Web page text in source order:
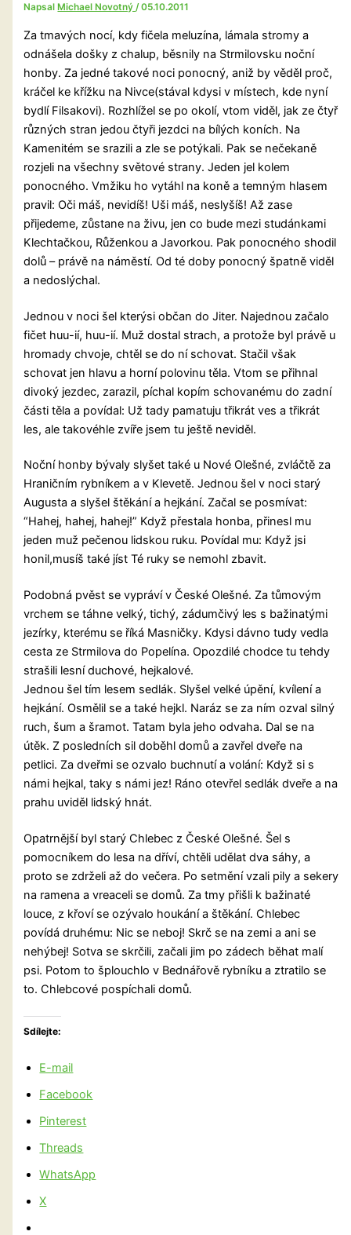
Napsal Michael Novotný/05.10.2011
Za tmavých nocí, kdy fičela meluzína, lámala stromy a
odnášela došky z chalup, běsnily na Strmilovsku noční
honby. Za jedné takové noci ponocný, aniž by věděl proč,
kráčel ke křížku na Nivce(stával kdysi v místech, kde nyní
bydlí Filsakovi). Rozhlížel se po okolí, vtom viděl, jak ze čtyř
různých stran jedou čtyři jezdci na bílých koních. Na
Kamenitém se srazili a zle se potýkali. Pak se nečekaně
rozjeli na všechny světové strany. Jeden jel kolem
ponocného. Vmžiku ho vytáhl na koně a temným hlasem
pravil: Oči máš, nevidíš! Uši máš, neslyšíš! Až zase
přijedeme, zůstane na živu, jen co bude mezi studánkami
Klechtačkou, Růženkou a Javorkou. Pak ponocného shodil
dolů – právě na náměstí. Od té doby ponocný špatně viděl
a nedoslýchal.
Jednou v noci šel kterýsi občan do Jiter. Najednou začalo
fičet huu-ií, huu-ií. Muž dostal strach, a protože byl právě u
hromady chvoje, chtěl se do ní schovat. Stačil však
schovat jen hlavu a horní polovinu těla. Vtom se přihnal
divoký jezdec, zarazil, píchal kopím schovanému do zadní
části těla a povídal: Už tady pamatuju třikrát ves a třikrát
les, ale takovéhle zvíře jsem tu ještě neviděl.
Noční honby bývaly slyšet také u Nové Olešné, zvláčtě za
Hraničním rybníkem a v Klevetě. Jednou šel v noci starý
Augusta a slyšel štěkání a hejkání. Začal se posmívat:
“Hahej, hahej, hahej!” Když přestala honba, přinesl mu
jeden muž pečenou lidskou ruku. Povídal mu: Když jsi
honil,musíš také jíst Té ruky se nemohl zbavit.
Podobná pvěst se vypráví v České Olešné. Za tůmovým
vrchem se táhne velký, tichý, zádumčivý les s bažinatými
jezírky, kterému se říká Masničky. Kdysi dávno tudy vedla
cesta ze Strmilova do Popelína. Opozdilé chodce tu tehdy
strašili lesní duchové, hejkalové.
Jednou šel tím lesem sedlák. Slyšel velké úpění, kvílení a
hejkání. Osmělil se a také hejkl. Naráz se za ním ozval silný
ruch, šum a šramot. Tatam byla jeho odvaha. Dal se na
útěk. Z posledních sil doběhl domů a zavřel dveře na
petlici. Za dveřmi se ozvalo buchnutí a volání: Když si s
námi hejkal, taky s námi jez! Ráno otevřel sedlák dveře a na
prahu uviděl lidský hnát.
Opatrnější byl starý Chlebec z České Olešné. Šel s
pomocníkem do lesa na dříví, chtěli udělat dva sáhy, a
proto se zdrželi až do večera. Po setmění vzali pily a sekery
na ramena a vreaceli se domů. Za tmy přišli k bažinaté
louce, z křoví se ozývalo houkání a štěkání. Chlebec
povídá druhému: Nic se neboj! Skrč se na zemi a ani se
nehýbej! Sotva se skrčili, začali jim po zádech běhat malí
psi. Potom to šplouchlo v Bednářově rybníku a ztratilo se
to. Chlebcové pospíchali domů.
Sdílejte:
E-mail
Facebook
Pinterest
Threads
WhatsApp
X